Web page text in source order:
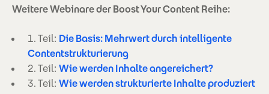
Weitere Webinare der Boost Your Content Reihe:
1. Teil: Die Basis: Mehrwert durch intelligente
Contentstrukturierung
2. Teil: Wie werden Inhalte angereichert?
3. Teil: Wie werden strukturierte Inhalte produziert